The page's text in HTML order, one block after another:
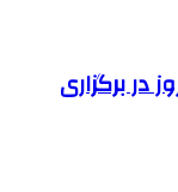
در برگزاری